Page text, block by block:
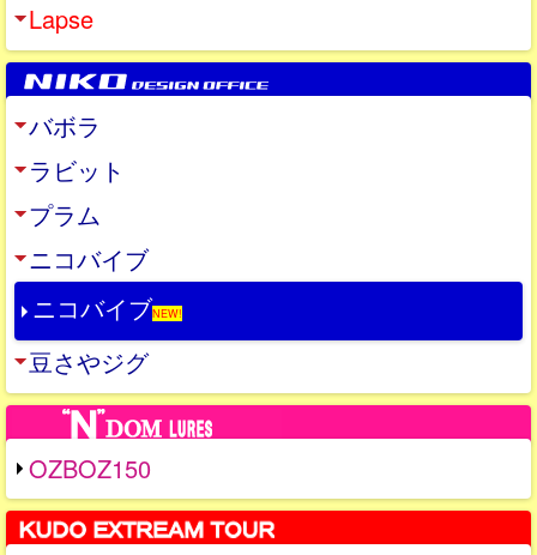
Lapse
バボラ
ラビット
プラム
ニコバイブ
ニコバイブNEW!
豆さやジグ
OZBOZ150